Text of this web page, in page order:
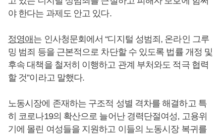
야 한다는 과제도 안고 있다.
정영애 는 인사청문회에서 “디지털 성범죄, 온라인 그루
밍 범죄 등을 근본적으로 차단할 수 있도록 법률 개정 및
후속 대책을 철저히 이행하고 관계 부처와도 적극 협력
할 것”이라고 말했다.
노동시장에 존재하는 구조적 성별 격차를 해결하고 특
히 코로나19의 확산으로 늘어난 경력단절여성, 고용위
기에 몰린 여성들을 지원하고 이들의 노동시장 복귀를